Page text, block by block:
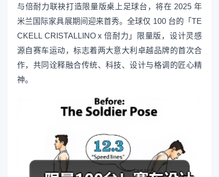
与倍耐力联袂打造限量版桌上足球台，将在 2025 年
米兰国际家具展期间迎来首秀。全球仅 100 台的「TE
CKELL CRISTALLINO x 倍耐力」限量版，设计灵感
源自赛车运动，标志着两大意大利卓越品牌的首次合
作，共同诠释融合传统、科技、设计与格调的匠心精
神。